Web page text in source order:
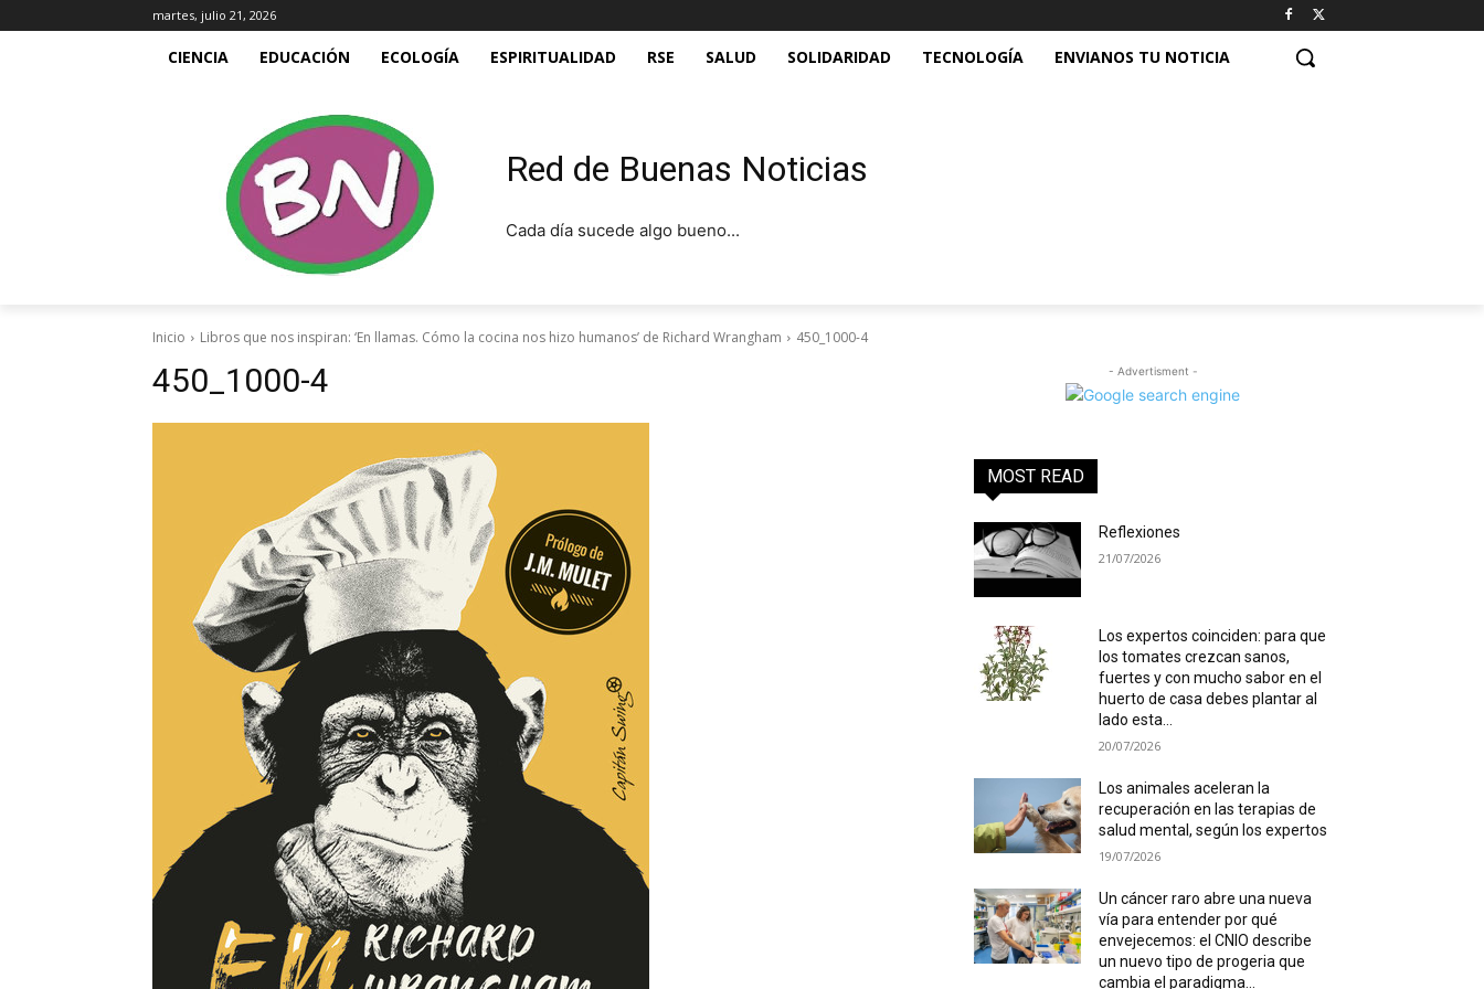
martes, julio 21, 2026
CIENCIA EDUCACIÓN ECOLOGÍA ESPIRITUALIDAD RSE SALUD SOLIDARIDAD TECNOLOGÍA ENVIANOS TU NOTICIA
Red de Buenas Noticias
Cada día sucede algo bueno...
Inicio Libros que nos inspiran: ‘En llamas. Cómo la cocina nos hizo humanos’ de Richard Wrangham 450_1000-4
450_1000-4 - Advertisment -
MOST READ
Reflexiones
21/07/2026
Los expertos coinciden: para que
los tomates crezcan sanos,
fuertes y con mucho sabor en el
huerto de casa debes plantar al
lado esta...
20/07/2026
Los animales aceleran la
recuperación en las terapias de
salud mental, según los expertos
19/07/2026
Un cáncer raro abre una nueva
vía para entender por qué
envejecemos: el CNIO describe
un nuevo tipo de progeria que
cambia el paradigma...